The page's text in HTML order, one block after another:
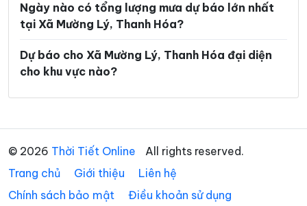
Xã Hồi Xuân Xã Hợp Tiến
Xã Kiên Thọ Xã Kim Tân
Xã Lam Sơn
Xã Mậu Lâm Xã Minh Sơn
Xã Mường Chanh Xã Mường Lát
Xã Mường Mìn Xã Na Mèo
Ngày nào có tổng lượng mưa dự báo lớn nhất
tại Xã Mường Lý, Thanh Hóa?
Dự báo cho Xã Mường Lý, Thanh Hóa đại diện
cho khu vực nào?
© 2026 Thời Tiết Online
All rights reserved.
Trang chủ
Giới thiệu
Liên hệ
Chính sách bảo mật
Điều khoản sử dụng